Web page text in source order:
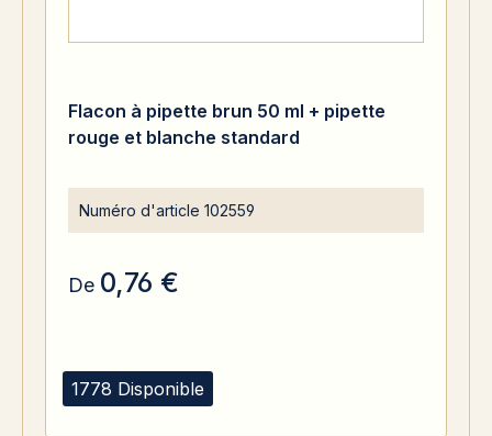
1778 Disponible
Flacon à pipette brun 50 ml + pipette
rouge et blanche standard
Numéro d'article 102559
De 0,76 €